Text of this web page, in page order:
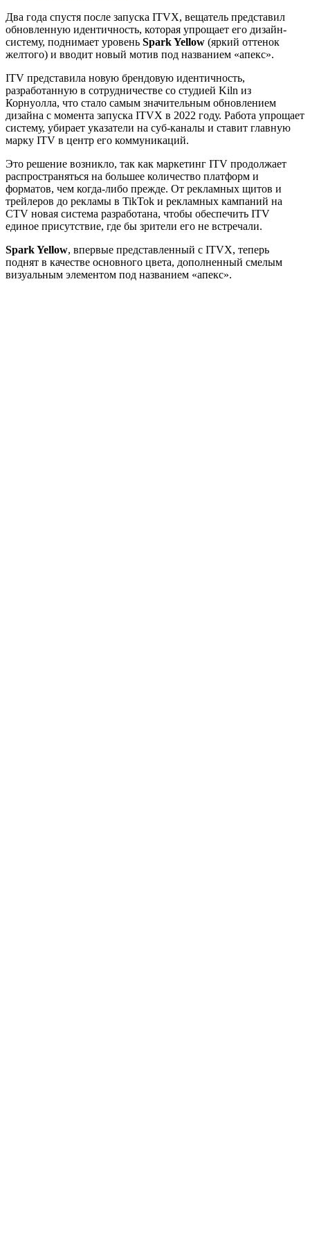
Два года спустя после запуска ITVX, вещатель представил
обновленную идентичность, которая упрощает его дизайн-
систему, поднимает уровень Spark Yellow (яркий оттенок
желтого) и вводит новый мотив под названием «апекс».
ITV представила новую брендовую идентичность,
разработанную в сотрудничестве со студией Kiln из
Корнуолла, что стало самым значительным обновлением
дизайна с момента запуска ITVX в 2022 году. Работа упрощает
систему, убирает указатели на суб-каналы и ставит главную
марку ITV в центр его коммуникаций.
Это решение возникло, так как маркетинг ITV продолжает
распространяться на большее количество платформ и
форматов, чем когда-либо прежде. От рекламных щитов и
трейлеров до рекламы в TikTok и рекламных кампаний на
CTV новая система разработана, чтобы обеспечить ITV
единое присутствие, где бы зрители его не встречали.
Spark Yellow, впервые представленный с ITVX, теперь
поднят в качестве основного цвета, дополненный смелым
визуальным элементом под названием «апекс».